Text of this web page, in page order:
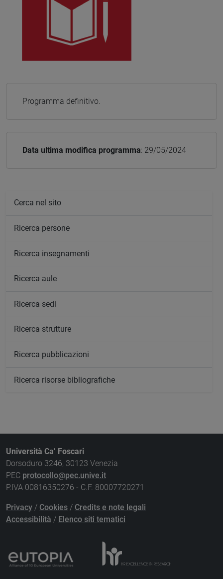
Programma definitivo.
Data ultima modifica programma: 29/05/2024
Cerca nel sito
Ricerca persone
Ricerca insegnamenti
Ricerca aule
Ricerca sedi
Ricerca strutture
Ricerca pubblicazioni
Ricerca risorse bibliografiche
Università Ca’ Foscari
Dorsoduro 3246, 30123 Venezia
PEC protocollo@pec.unive.it
P.IVA 00816350276 - C.F. 80007720271
Privacy / Cookies / Credits e note legali
Accessibilità / Elenco siti tematici